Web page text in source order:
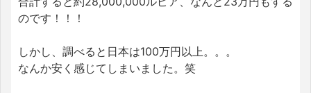
のです！！！
しかし、調べると日本は100万円以上。。。
なんか安く感じてしまいました。笑